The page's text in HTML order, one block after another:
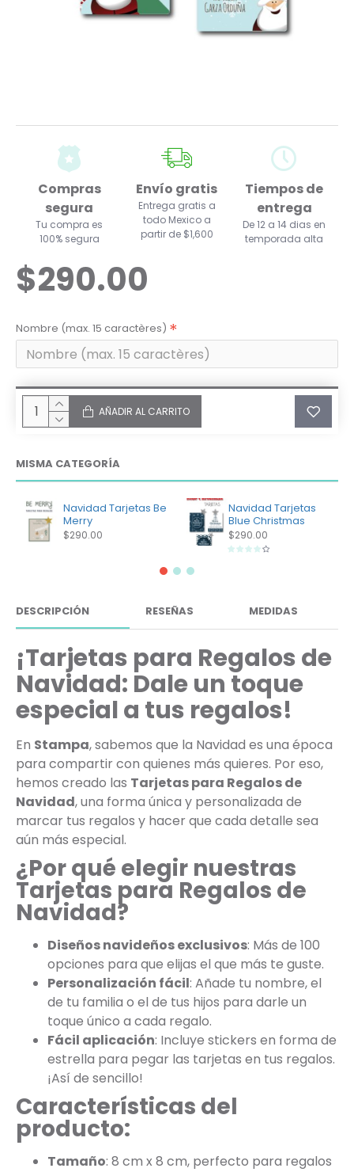
Compras
segura
Tu compra es
100% segura
Envío gratis
Entrega gratis a
todo Mexico a
partir de $1,600
Tiempos de
entrega
De 12 a 14 dias en
temporada alta
$290.00
Nombre (max. 15 caractères)
AÑADIR AL CARRITO
MISMA CATEGORÍA
Navidad Tarjetas Be
Merry
$290.00
Navidad Tarjetas
Blue Christmas
$290.00
DESCRIPCIÓN RESEÑAS MEDIDAS
¡Tarjetas para Regalos de
Navidad: Dale un toque
especial a tus regalos!
En Stampa, sabemos que la Navidad es una época
para compartir con quienes más quieres. Por eso,
hemos creado las Tarjetas para Regalos de
Navidad, una forma única y personalizada de
marcar tus regalos y hacer que cada detalle sea
aún más especial.
¿Por qué elegir nuestras
Tarjetas para Regalos de
Navidad?
Diseños navideños exclusivos: Más de 100
opciones para que elijas el que más te guste.
Personalización fácil: Añade tu nombre, el
de tu familia o el de tus hijos para darle un
toque único a cada regalo.
Fácil aplicación: Incluye stickers en forma de
estrella para pegar las tarjetas en tus regalos.
¡Así de sencillo!
Características del
producto:
Tamaño: 8 cm x 8 cm, perfecto para regalos